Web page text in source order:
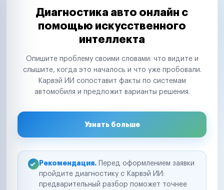
Диагностика авто онлайн с
помощью искусственного
интеллекта
Опишите проблему своими словами: что видите и
слышите, когда это началось и что уже пробовали.
Карвэй ИИ сопоставит факты по системам
автомобиля и предложит варианты решения.
Узнать больше
Рекомендация. Перед оформлением заявки
пройдите диагностику с Карвэй ИИ:
предварительный разбор поможет точнее